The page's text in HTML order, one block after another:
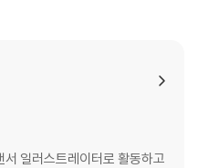
일러스트레이터로 활동하고